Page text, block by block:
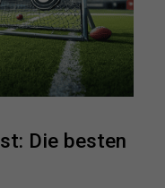
Die besten